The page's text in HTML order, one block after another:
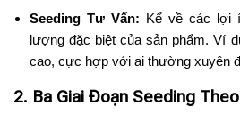
Seeding Tư Vấn: Kể về các lợi
lượng đặc biệt của sản phẩm. Ví
cao, cực hợp với ai thường xuyên
2. Ba Giai Đoạn Seeding